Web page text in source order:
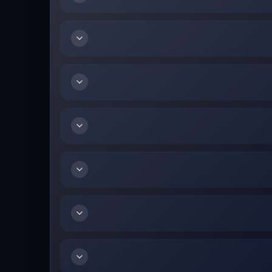
انتخاب‌های تأثیرگذار، شهرت Hero، تعامل با مردم، مبارزه سوم‌شخص و شخصی‌سازی قهرمان تمرکز دارد. PlayStation Store ژانر بازی را Adventure ثبت کرده، اما ماهیت کامل گیم‌پلی آن با اکشن